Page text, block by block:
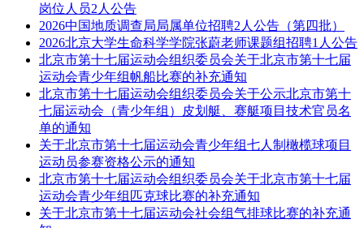
岗位人员2人公告
2026中国地质调查局局属单位招聘2人公告（第四批）
2026北京大学生命科学学院张蔚老师课题组招聘1人公告
北京市第十七届运动会组织委员会关于北京市第十七届
运动会青少年组帆船比赛的补充通知
北京市第十七届运动会组织委员会关于公示北京市第十
七届运动会（青少年组）皮划艇、赛艇项目技术官员名
单的通知
关于北京市第十七届运动会青少年组七人制橄榄球项目
运动员参赛资格公示的通知
北京市第十七届运动会组织委员会关于北京市第十七届
运动会青少年组匹克球比赛的补充通知
关于北京市第十七届运动会社会组气排球比赛的补充通